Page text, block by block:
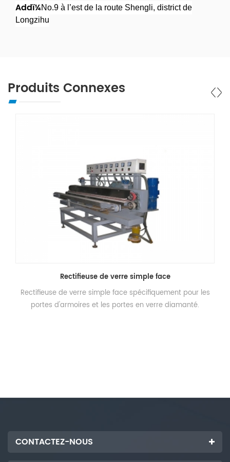
Addï¼No.9 à l’est de la route Shengli, district de
Longzihu
Produits Connexes
Rectifieuse de verre simple face
Rectifieuse de verre simple face spécifiquement pour les
portes d'armoires et les portes en verre diamanté.
CONTACTEZ-NOUS